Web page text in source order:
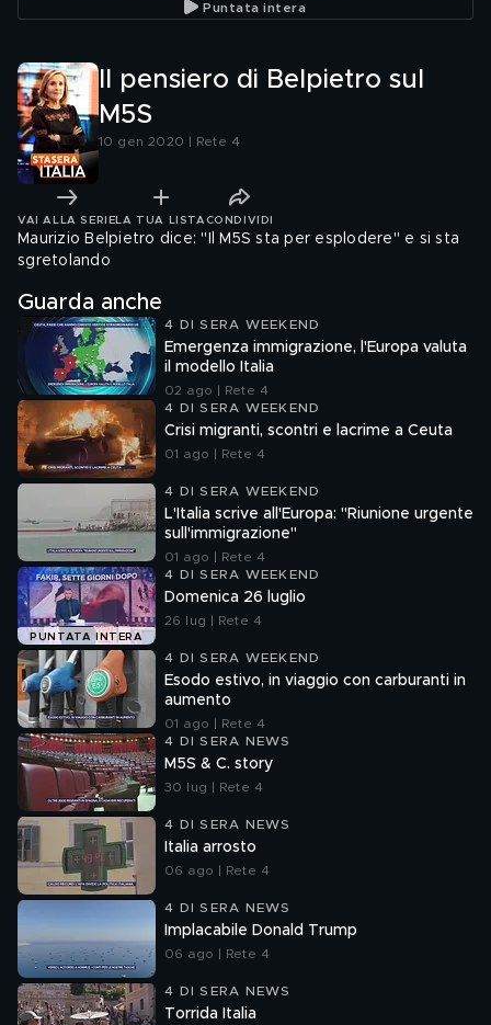
Puntata intera
Il pensiero di Belpietro sul
M5S
10 gen 2020 | Rete 4
VAI ALLA SERIE LA TUA LISTA CONDIVIDI
Maurizio Belpietro dice: "Il M5S sta per esplodere" e si sta
sgretolando
Guarda anche
4 DI SERA WEEKEND
Emergenza immigrazione, l'Europa valuta
il modello Italia
02 ago | Rete 4
4 DI SERA WEEKEND
Crisi migranti, scontri e lacrime a Ceuta
01 ago | Rete 4
4 DI SERA WEEKEND
L'Italia scrive all'Europa: "Riunione urgente
sull'immigrazione"
01 ago | Rete 4
PUNTATA INTERA
4 DI SERA WEEKEND
Domenica 26 luglio
26 lug | Rete 4
4 DI SERA WEEKEND
Esodo estivo, in viaggio con carburanti in
aumento
01 ago | Rete 4
4 DI SERA NEWS
M5S & C. story
30 lug | Rete 4
4 DI SERA NEWS
Italia arrosto
06 ago | Rete 4
4 DI SERA NEWS
Implacabile Donald Trump
06 ago | Rete 4
4 DI SERA NEWS
Torrida Italia